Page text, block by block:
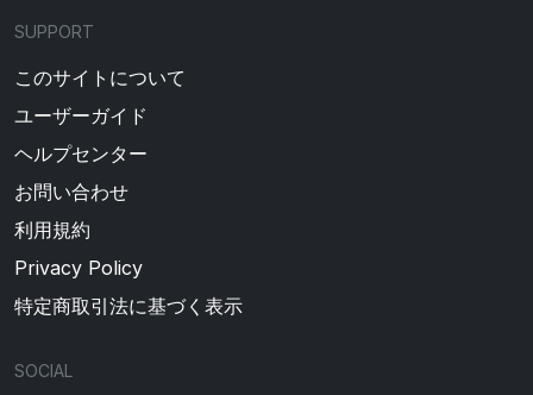
SUPPORT
このサイトについて
ユーザーガイド
ヘルプセンター
お問い合わせ
利用規約
Privacy Policy
特定商取引法に基づく表示
SOCIAL